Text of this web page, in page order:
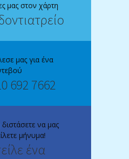
μας στον χάρτη
μας για ένα
692 7662
να μας
μήνυμα!
ένα